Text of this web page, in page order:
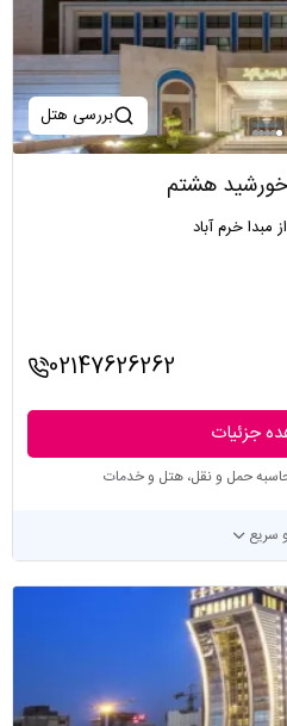
بررسی هتل
خورشید هشتم
از مبدا خرم آباد
02147626262
جزئیات
حمل و نقل، هتل و خدمات
سریع